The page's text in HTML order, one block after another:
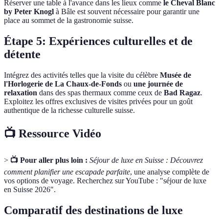
Réserver une table à l'avance dans les lieux comme le Cheval Blanc
by Peter Knogl à Bâle est souvent nécessaire pour garantir une
place au sommet de la gastronomie suisse.
Étape 5: Expériences culturelles et de
détente
Intégrez des activités telles que la visite du célèbre Musée de
l'Horlogerie de La Chaux-de-Fonds ou une journée de
relaxation dans des spas thermaux comme ceux de Bad Ragaz.
Exploitez les offres exclusives de visites privées pour un goût
authentique de la richesse culturelle suisse.
📺 Ressource Vidéo
> 📺 Pour aller plus loin : Séjour de luxe en Suisse : Découvrez
comment planifier une escapade parfaite, une analyse complète de
vos options de voyage. Recherchez sur YouTube : "séjour de luxe
en Suisse 2026".
Comparatif des destinations de luxe